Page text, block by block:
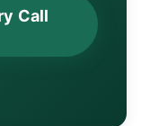
Call